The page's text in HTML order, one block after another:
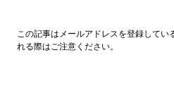
この記事はメールアドレスを登録して
れる際はご注意ください。